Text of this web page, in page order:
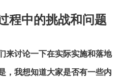
程中的挑战和问题
来讨论一下在实际实施和落地
，我想知道大家是否有一些内